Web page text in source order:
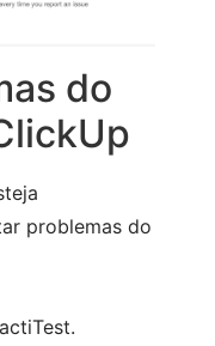
do
problemas do